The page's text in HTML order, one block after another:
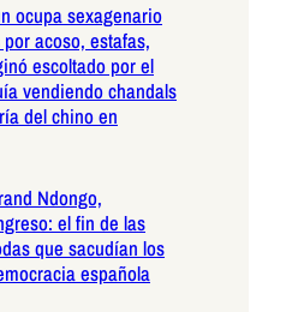
ocupa sexagenario
acoso, estafas,
escoltado por el
vendiendo chandals
del chino en
Ndongo,
el fin de las
que sacudían los
española